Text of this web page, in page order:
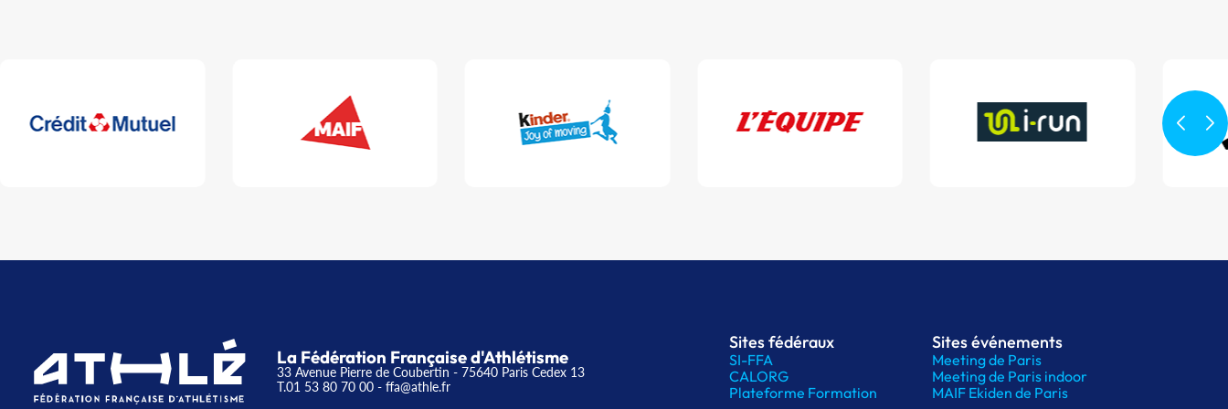
La Fédération Française d'Athlétisme
33 Avenue Pierre de Coubertin - 75640 Paris Cedex 13
T.01 53 80 70 00 - ffa@athle.fr
Sites fédéraux
SI-FFA
CALORG
Plateforme Formation
Sites événements
Meeting de Paris
Meeting de Paris indoor
MAIF Ekiden de Paris